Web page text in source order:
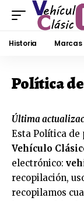
Historia Marcas
Política
Última
Esta Política
Vehículo
electrónico:
recopilación,
recopilamos